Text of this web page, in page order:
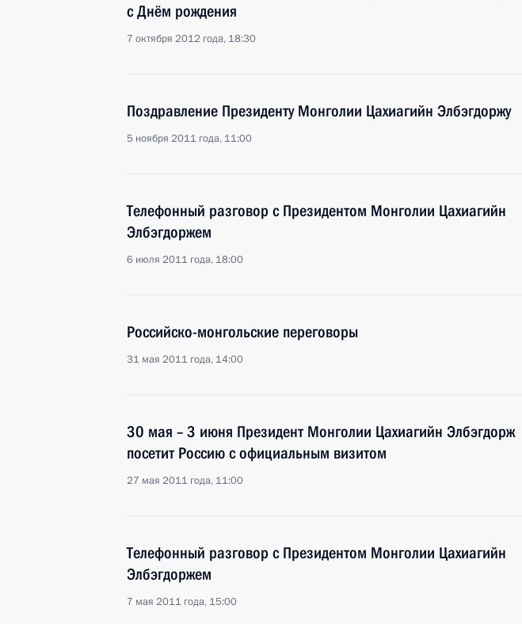
с Днём рождения
7 октября 2012 года, 18:30
Поздравление Президенту Монголии Цахиагийн Элбэгдоржу
5 ноября 2011 года, 11:00
Телефонный разговор с Президентом Монголии Цахиагийн
Элбэгдоржем
6 июля 2011 года, 18:00
Российско-монгольские переговоры
31 мая 2011 года, 14:00
30 мая – 3 июня Президент Монголии Цахиагийн Элбэгдорж
посетит Россию с официальным визитом
27 мая 2011 года, 11:00
Телефонный разговор с Президентом Монголии Цахиагийн
Элбэгдоржем
7 мая 2011 года, 15:00